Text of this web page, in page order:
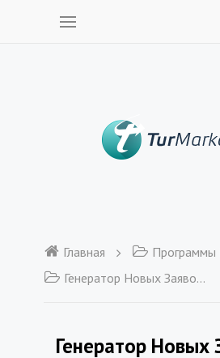
Главная
Программы
Генератор Новых Заявок '19
Генератор Новых